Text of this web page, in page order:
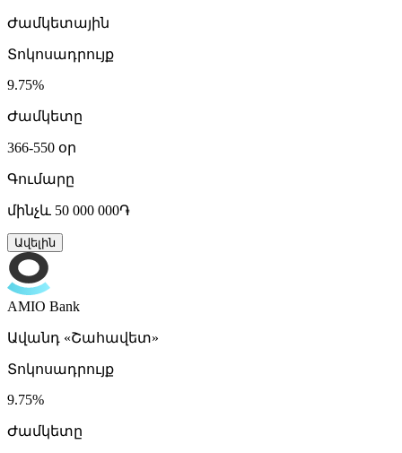
Ժամկետային
Տոկոսադրույք
9.75%
Ժամկետը
366-550 օր
Գումարը
մինչև 50 000 000֏
Ավելին
AMIO Bank
Ավանդ «Շահավետ»
Տոկոսադրույք
9.75%
Ժամկետը